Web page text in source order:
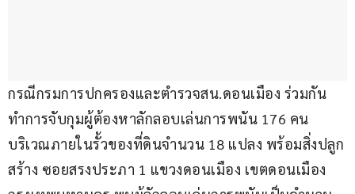
กรณีกรมการปกครองและตำรวจสน.ดอนเมือง ร่วมกัน
ทำการจับกุมผู้ต้องหาลักลอบเล่นการพนัน 176 คน
บริเวณภายในรั้วของที่ดินจำนวน 18 แปลง พร้อมสิ่งปลูก
สร้าง ซอยสรงประภา 1 แขวงดอนเมือง เขตดอนเมือง